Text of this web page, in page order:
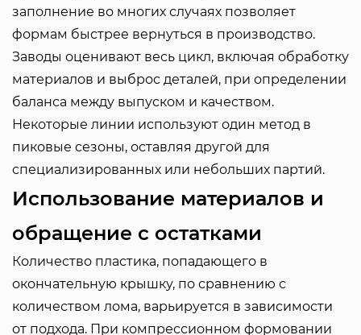
заполнение во многих случаях позволяет
формам быстрее вернуться в производство.
Заводы оценивают весь цикл, включая обработку
материалов и выброс деталей, при определении
баланса между выпуском и качеством.
Некоторые линии используют один метод в
пиковые сезоны, оставляя другой для
специализированных или небольших партий.
Использование материалов и
обращение с остатками
Количество пластика, попадающего в
окончательную крышку, по сравнению с
количеством лома, варьируется в зависимости
от подхода. При компрессионном формовании